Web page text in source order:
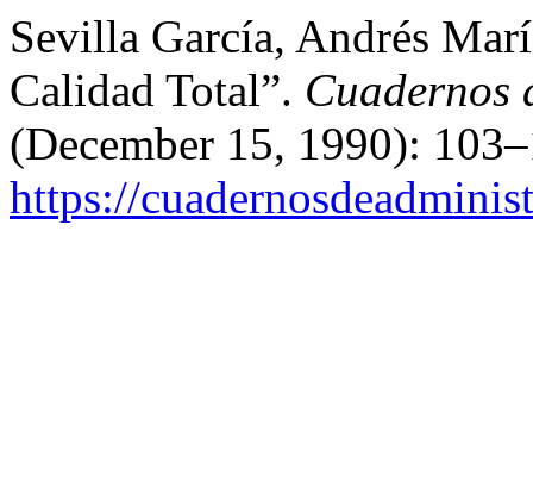
Sevilla García, Andrés
Calidad Total”. Cuadernos
(December 15, 1990):
https://